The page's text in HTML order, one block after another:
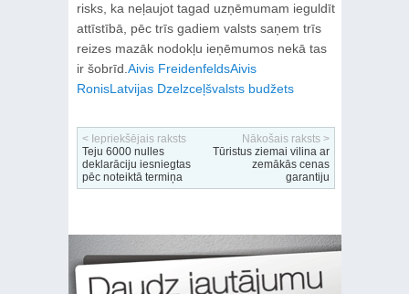
risks, ka neļaujot tagad uzņēmumam ieguldīt
attīstībā, pēc trīs gadiem valsts saņem trīs
reizes mazāk nodokļu ieņēmumos nekā tas
ir šobrīd. Aivis FreidenfeldsAivis
RonisLatvijas Dzelzceļšvalsts budžets
< Iepriekšējais raksts
Teju 6000 nulles
deklarāciju iesniegtas
pēc noteiktā termiņa
Nākošais raksts >
Tūristus ziemai vilina ar
zemākās cenas
garantiju